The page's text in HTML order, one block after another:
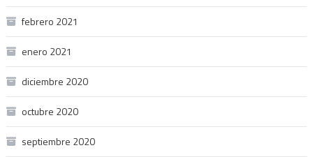
febrero 2021
enero 2021
diciembre 2020
octubre 2020
septiembre 2020